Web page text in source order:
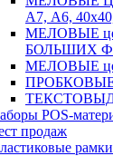
А7, А6,
МЕЛОВЫЕ
БОЛЬШИХ
МЕЛОВЫЕ
POS-
продаж